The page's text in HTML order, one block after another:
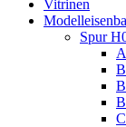
Vitrinen
Spur